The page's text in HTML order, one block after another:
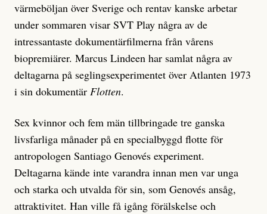
värmeböljan över Sverige och rentav kanske arbetar
under sommaren visar SVT Play några av de
intressantaste dokumentärfilmerna från vårens
biopremiärer. Marcus Lindeen har samlat några av
deltagarna på seglingsexperimentet över Atlanten 1973
i sin dokumentär Flotten.
Sex kvinnor och fem män tillbringade tre ganska
livsfarliga månader på en specialbyggd flotte för
antropologen Santiago Genovés experiment.
Deltagarna kände inte varandra innan men var unga
och starka och utvalda för sin, som Genovés ansåg,
attraktivitet. Han ville få igång förälskelse och